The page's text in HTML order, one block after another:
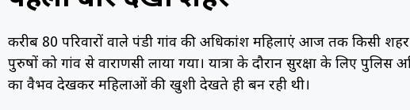
करीब 80 परिवारों वाले पंडी गांव की अधिकांश महिलाएं आज तक किसी
पुरुषों को गांव से वाराणसी लाया गया। यात्रा के दौरान सुरक्षा के लिए
का वैभव देखकर महिलाओं की खुशी देखते ही बन रही थी।